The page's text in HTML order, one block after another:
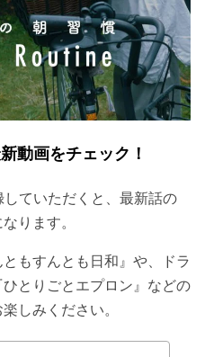
動画をチェック！
ていただくと、最新話の
ります。
もすんとも日和』や、ドラ
とりごとエプロン』などの
しみください。